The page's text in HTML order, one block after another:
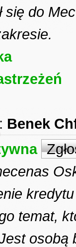
się do
Benek
temat,